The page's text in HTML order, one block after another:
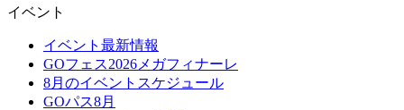
イベント
イベント最新情報
GOフェス2026メガフィナーレ
8月のイベントスケジュール
GOパス8月